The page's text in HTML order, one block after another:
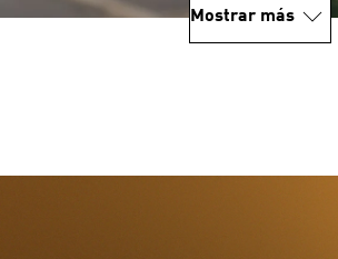
Mostrar más